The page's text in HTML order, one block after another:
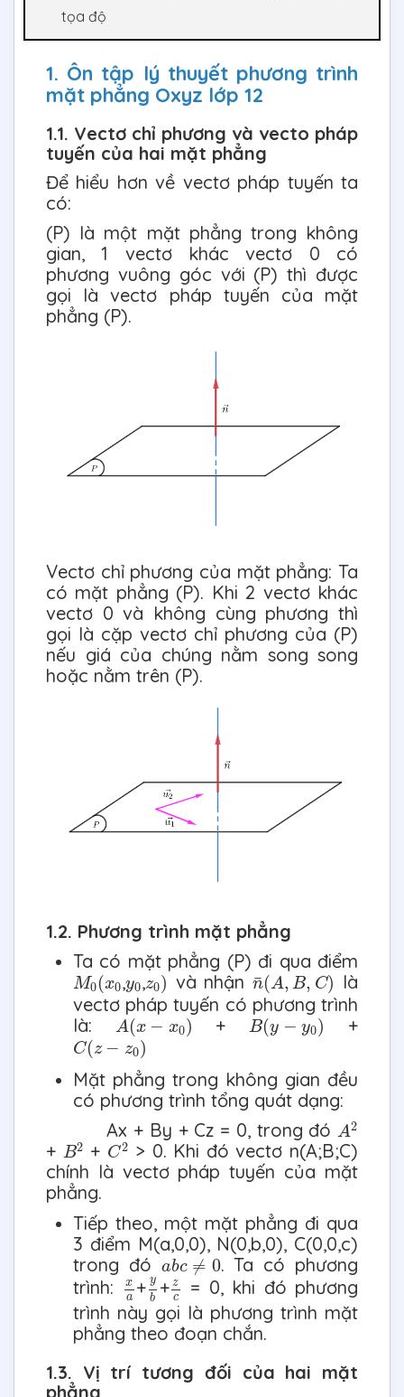
tọa độ
1. Ôn tập lý thuyết phương trình
mặt phẳng Oxyz lớp 12
1.1. Vectơ chỉ phương và vecto pháp
tuyến của hai mặt phẳng
Để hiểu hơn về vectơ pháp tuyến ta
có:
(P) là một mặt phẳng trong không
gian, 1 vectơ khác vectơ 0 có
phương vuông góc với (P) thì được
gọi là vectơ pháp tuyến của mặt
phẳng (P).
Vectơ chỉ phương của mặt phẳng: Ta
có mặt phẳng (P). Khi 2 vectơ khác
vectơ 0 và không cùng phương thì
gọi là cặp vectơ chỉ phương của (P)
nếu giá của chúng nằm song song
hoặc nằm trên (P).
1.2. Phương trình mặt phẳng
Ta có mặt phẳng (P) đi qua điểm
M0(x0
M0 (x0 ,y0
y0,z0)
z0) và nhận ¯
n(A, B, C)
n¯( A,B,C)
là
vectơ pháp tuyến có phương trình
là:
A(x − x0)
A(x −x0 ) + B(y − y0)
B(y−y 0) +
C(z − z0)
C(z− 0)
Mặt phẳng trong không gian đều
có phương trình tổng quát dạng:
Ax + By + Cz = 0, trong đó A2
A2
+ B2
B2 + C2
C2 > 0. Khi đó vectơ n(A;B;C)
chính là vectơ pháp tuyến của mặt
phẳng.
Tiếp theo, một mặt phẳng đi qua
3 điểm M(a,0,0), N(0,b,0), C(0,0,c)
trong đó
abc ≠ 0
abc≠0 . Ta có phương
trình:
x
a
xa+ y
b
y b
+ z
c
zc = 0, khi đó phương
trình này gọi là phương trình mặt
phẳng theo đoạn chắn.
1.3. Vị trí tương đối của hai mặt
phẳng